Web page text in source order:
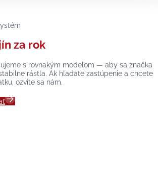
za rok
s rovnakým modelom — aby sa značka
rástla. Ak hľadáte zastúpenie a chcete
ozvite sa nám.